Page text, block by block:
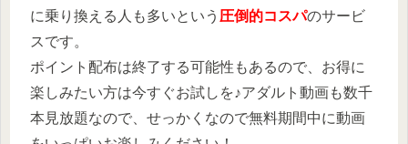
に乗り換える人も多いという 圧倒的コスパのサービ
スです。
ポイント配布は終了する可能性もあるので、お得に
楽しみたい方は今すぐお試しを♪アダルト動画も数千
本見放題なので、せっかくなので無料期間中に動画